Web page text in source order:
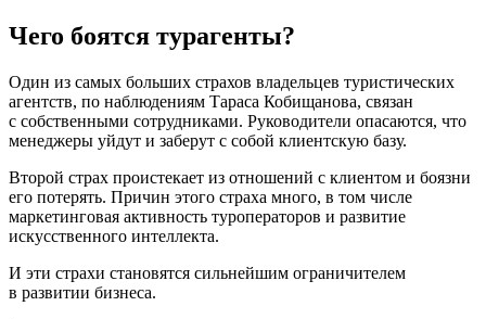
Чего боятся турагенты?
Один из самых больших страхов владельцев туристических
агентств, по наблюдениям Тараса Кобищанова, связан
с собственными сотрудниками. Руководители опасаются, что
менеджеры уйдут и заберут с собой клиентскую базу.
Второй страх проистекает из отношений с клиентом и боязни
его потерять. Причин этого страха много, в том числе
маркетинговая активность туроператоров и развитие
искусственного интеллекта.
И эти страхи становятся сильнейшим ограничителем
в развитии бизнеса.